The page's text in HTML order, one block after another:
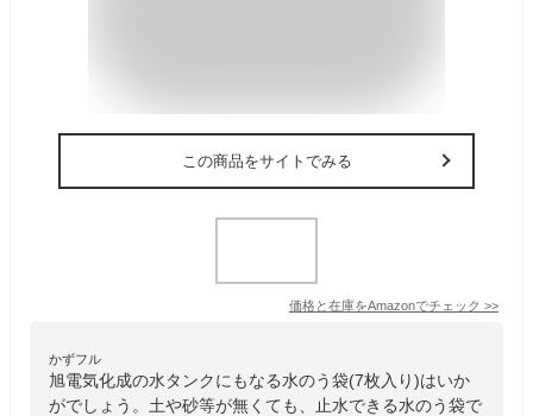
この商品をサイトでみる
価格と在庫をAmazonでチェック >>
かずフル
旭電気化成の水タンクにもなる水のう袋(7枚入り)はいか
がでしょう。土や砂等が無くても、止水できる水のう袋で